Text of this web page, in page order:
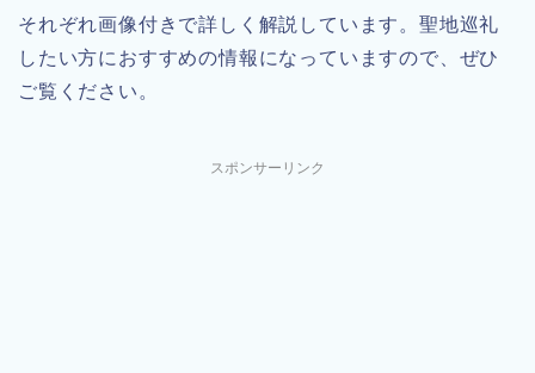
それぞれ画像付きで詳しく解説しています。聖地巡礼
したい方におすすめの情報になっていますので、ぜひ
ご覧ください。
スポンサーリンク